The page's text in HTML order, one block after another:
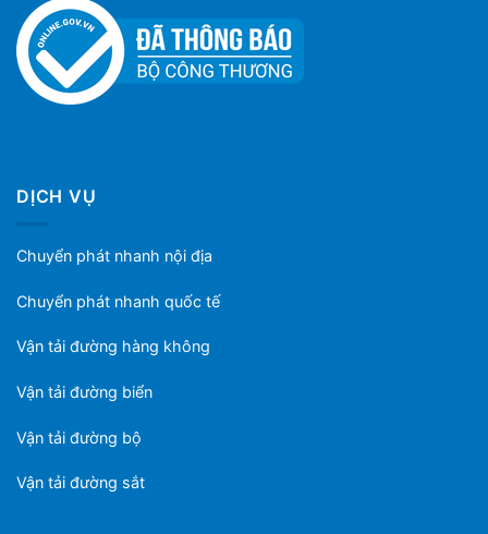
DỊCH VỤ
Chuyển phát nhanh nội địa
Chuyển phát nhanh quốc tế
Vận tải đường hàng không
Vận tải đường biển
Vận tải đường bộ
Vận tải đường sắt